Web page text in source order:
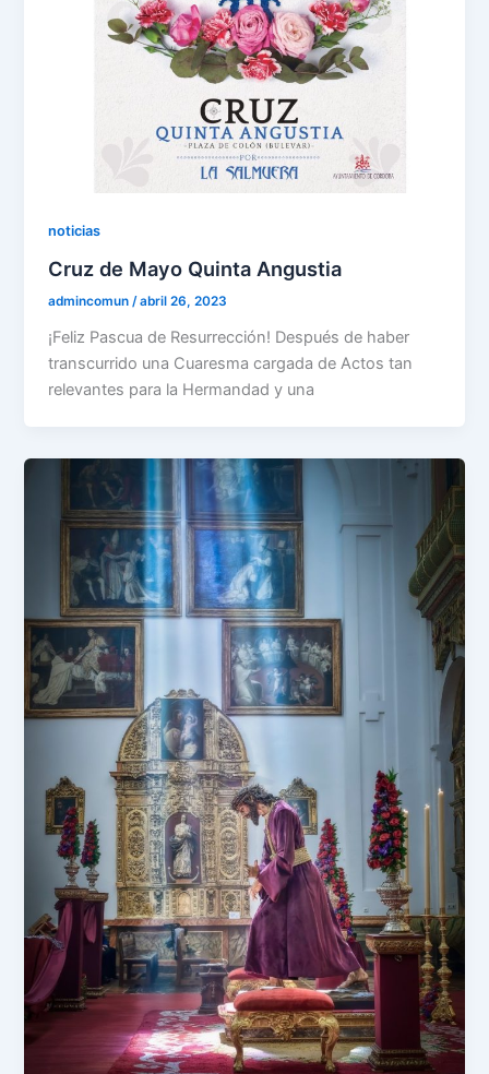
noticias
Cruz de Mayo Quinta Angustia
admincomun/abril 26, 2023
¡Feliz Pascua de Resurrección! Después de haber
transcurrido una Cuaresma cargada de Actos tan
relevantes para la Hermandad y una